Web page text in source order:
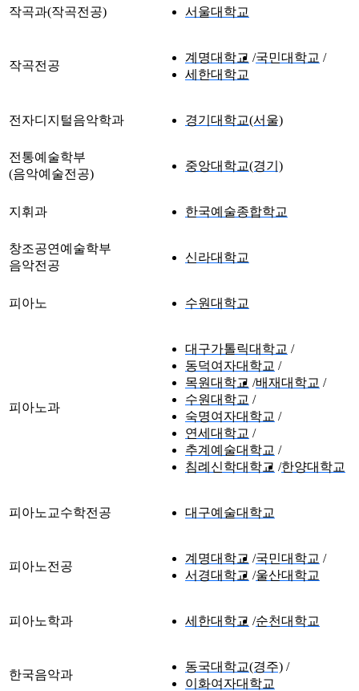
작곡과(작곡전공) 서울대학교
작곡전공
계명대학교 국민대학교
세한대학교
전자디지털음악학과 경기대학교(서울)
전통예술학부
(음악예술전공)
중앙대학교(경기)
지휘과 한국예술종합학교
창조공연예술학부
음악전공
신라대학교
피아노 수원대학교
피아노과
대구가톨릭대학교
동덕여자대학교
목원대학교 배재대학교
수원대학교
숙명여자대학교
연세대학교
추계예술대학교
침례신학대학교 한양대학교
피아노교수학전공 대구예술대학교
피아노전공
계명대학교 국민대학교
서경대학교 울산대학교
피아노학과 세한대학교 순천대학교
한국음악과
동국대학교(경주)
이화여자대학교